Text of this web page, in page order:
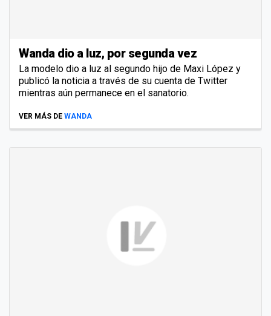
Wanda dio a luz, por segunda vez
La modelo dio a luz al segundo hijo de Maxi López y
publicó la noticia a través de su cuenta de Twitter
mientras aún permanece en el sanatorio.
VER MÁS DE WANDA